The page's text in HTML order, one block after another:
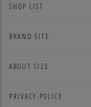
SHOP LIST
BRAND SITE
ABOUT SIZE
PRIVACY POLICY